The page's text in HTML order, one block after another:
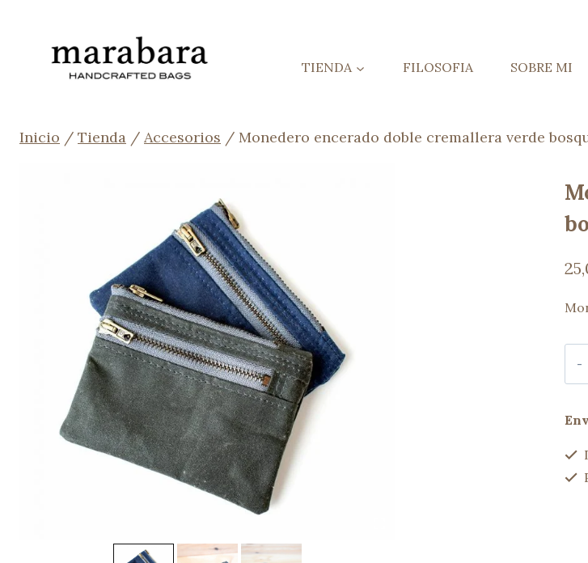
contenido
TIENDA FILOSOFIA SOBRE MI
Inicio / Tienda / Accesorios / Monedero encerado doble cremallera verde